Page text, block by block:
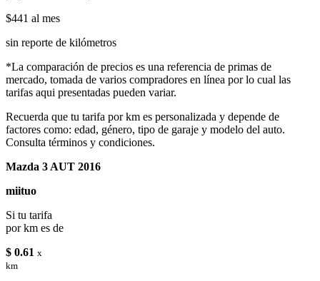
$441 al mes
sin reporte de kilómetros
*La comparación de precios es una referencia de primas de
mercado, tomada de varios compradores en línea por lo cual las
tarifas aqui presentadas pueden variar.
Recuerda que tu tarifa por km es personalizada y depende de
factores como: edad, género, tipo de garaje y modelo del auto.
Consulta términos y condiciones.
Mazda 3 AUT 2016
miituo
Si tu tarifa
por km es de
$ 0.61 x
km